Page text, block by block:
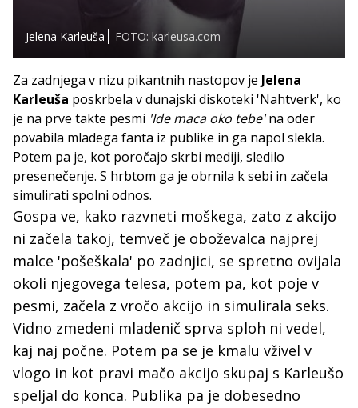
Jelena Karleuša FOTO: karleusa.com
Za zadnjega v nizu pikantnih nastopov je Jelena
Karleuša poskrbela v dunajski diskoteki 'Nahtverk', ko
je na prve takte pesmi 'Ide maca oko tebe'na oder
povabila mladega fanta iz publike in ga napol slekla.
Potem pa je, kot poročajo skrbi mediji, sledilo
presenečenje. S hrbtom ga je obrnila k sebi in začela
simulirati spolni odnos.
Gospa ve, kako razvneti moškega, zato z akcijo
ni začela takoj, temveč je oboževalca najprej
malce 'pošeškala' po zadnjici, se spretno ovijala
okoli njegovega telesa, potem pa, kot poje v
pesmi, začela z vročo akcijo in simulirala seks.
Vidno zmedeni mladenič sprva sploh ni vedel,
kaj naj počne. Potem pa se je kmalu vživel v
vlogo in kot pravi mačo akcijo skupaj s Karleušo
speljal do konca. Publika pa je dobesedno